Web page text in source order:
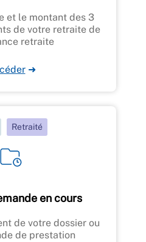
et le montant des 3
de votre retraite de
retraite
➜
en cours
Retraité
de votre dossier ou
de prestation